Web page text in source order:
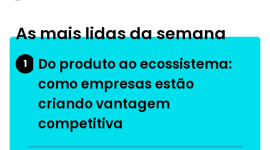
As mais lidas da semana
1
Do produto ao ecossistema:
como empresas estão
criando vantagem
competitiva